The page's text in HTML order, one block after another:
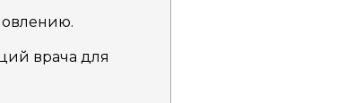
врача для